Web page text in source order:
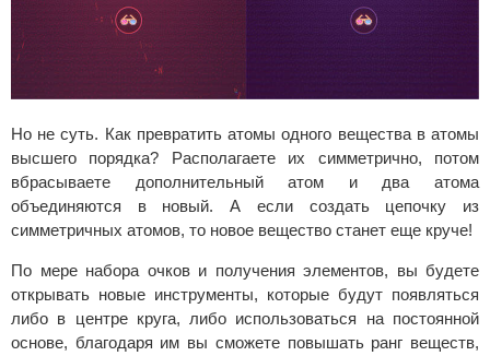
Но не суть. Как превратить атомы одного вещества в атомы
высшего порядка? Располагаете их симметрично, потом
вбрасываете дополнительный атом и два атома
объединяются в новый. А если создать цепочку из
симметричных атомов, то новое вещество станет еще круче!
По мере набора очков и получения элементов, вы будете
открывать новые инструменты, которые будут появляться
либо в центре круга, либо использоваться на постоянной
основе, благодаря им вы сможете повышать ранг веществ,